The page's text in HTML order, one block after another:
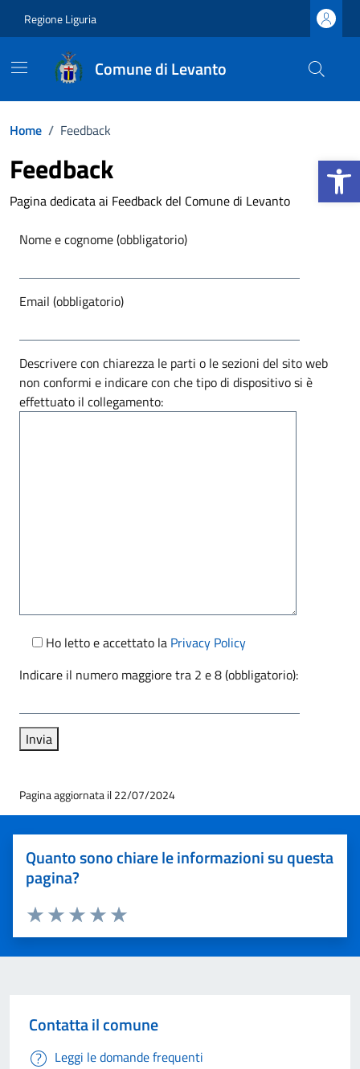
Apri la
Regione Liguria
Comune di Levanto
Home / Feedback
Feedback
Pagina dedicata ai Feedback del Comune di Levanto
Nome e cognome (obbligatorio)
Email (obbligatorio)
Descrivere con chiarezza le parti o le sezioni del sito web
non conformi e indicare con che tipo di dispositivo si è
effettuato il collegamento:
Ho letto e accettato la Privacy Policy
Indicare il numero maggiore tra 2 e 8 (obbligatorio):
Pagina aggiornata il 22/07/2024
Quanto sono chiare le informazioni su questa
pagina?
Valuta 5 stelle su 5
Valuta 4 stelle su 5
Valuta 3 stelle su 5
Valuta 2 stelle su 5
Valuta 1 stelle su 5
Contatta il comune
Leggi le domande frequenti